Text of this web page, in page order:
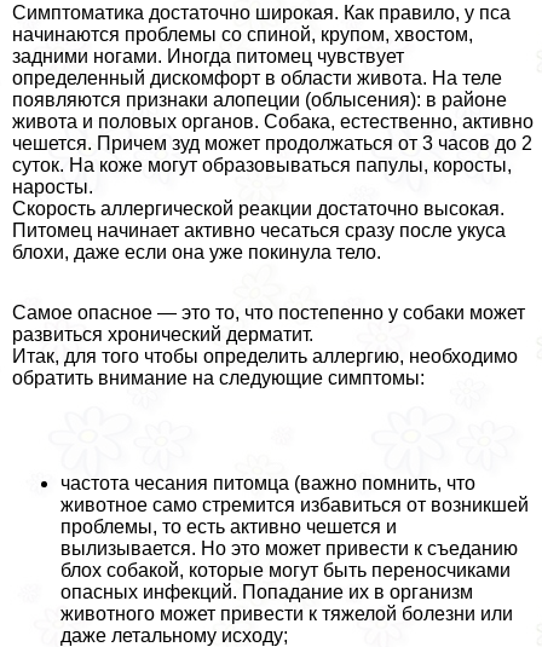
Симптоматика достаточно широкая. Как правило, у пса
начинаются проблемы со спиной, крупом, хвостом,
задними ногами. Иногда питомец чувствует
определенный дискомфорт в области живота. На теле
появляются признаки алопеции (облысения): в районе
живота и пoлoвых органов. Собака, естественно, активно
чешется. Причем зуд может продолжаться от 3 часов до 2
суток. На коже могут образовываться папулы, коросты,
наросты.
Скорость аллергической реакции достаточно высокая.
Питомец начинает активно чесаться сразу после укуса
блохи, даже если она уже покинула тело.
Самое опасное — это то, что постепенно у собаки может
развиться хронический дерматит.
Итак, для того чтобы определить аллергию, необходимо
обратить внимание на следующие симптомы:
частота чесания питомца (важно помнить, что
животное само стремится избавиться от возникшей
проблемы, то есть активно чешется и
вылизывается. Но это может привести к съеданию
блох собакой, которые могут быть переносчиками
опасных инфекций. Попадание их в организм
животного может привести к тяжелой болезни или
даже летальному исходу;